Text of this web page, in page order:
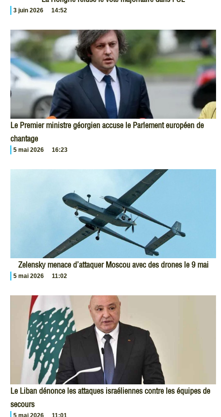
3 juin 2026 14:52
Le Premier ministre géorgien accuse le Parlement européen de
chantage
5 mai 2026 16:23
Zelensky menace d’attaquer Moscou avec des drones le 9 mai
5 mai 2026 11:02
Le Liban dénonce les attaques israéliennes contre les équipes de
secours
5 mai 2026 11:01